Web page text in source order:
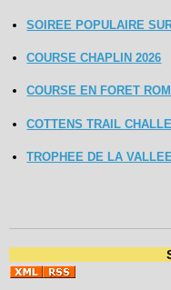
SOIREE POPULAIRE
COURSE CHAPLIN 2026
COURSE EN FORET
COTTENS TRAIL
TROPHEE DE LA